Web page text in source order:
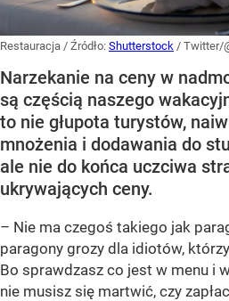
Restauracja / Źródło: Shutterstock / Twitter/
Narzekanie na ceny w
są częścią naszego
to nie głupota turystów,
mnożenia i dodawania do
ale nie do końca uczciwa
ukrywających ceny.
– Nie ma czegoś takiego jak
paragony grozy dla idiotów,
Bo sprawdzasz co jest w menu i
nie musisz się martwić, czy